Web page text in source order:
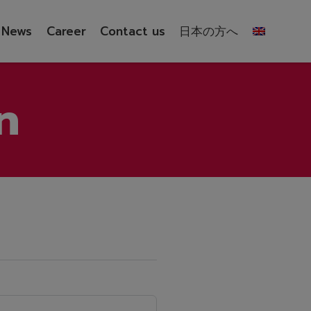
News Career Contact us 日本の方へ